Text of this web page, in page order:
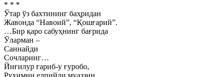
* * *
Ўтар ўз бахтининг баҳридан
Жавонда “Навоий”, “Қошғарий”.
…Бир қаро сабуҳнинг бағрида
Ўларман –
Саннайди
Сочларинг…
Йиғилур ғариб-у ғуробо,
Руҳимни елпийди муаззин.